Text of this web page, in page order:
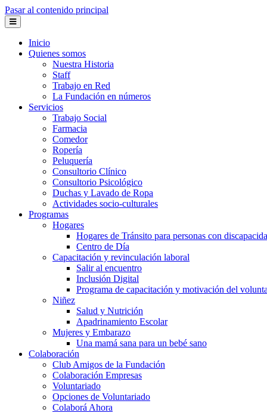
Pasar al contenido principal
Inicio
Quienes somos
Nuestra Historia
Staff
Trabajo en Red
La Fundación en números
Servicios
Trabajo Social
Farmacia
Comedor
Ropería
Peluquería
Consultorio Clínico
Consultorio Psicológico
Duchas y Lavado de Ropa
Actividades socio-culturales
Programas
Hogares
Hogares de Tránsito para personas con
Centro de Día
Capacitación y revinculación laboral
Salir al encuentro
Inclusión Digital
Programa de capacitación y motivación del
Niñez
Salud y Nutrición
Apadrinamiento Escolar
Mujeres y Embarazo
Una mamá sana para un bebé sano
Colaboración
Club Amigos de la Fundación
Colaboración Empresas
Voluntariado
Opciones de Voluntariado
Colaborá Ahora